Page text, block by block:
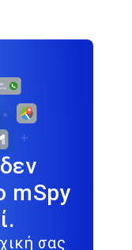
mSpy
σας